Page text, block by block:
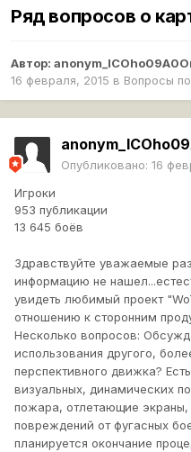
Ряд вопросов о
Автор:
16 февраля, 2015 в Вопросы
Опубликовано: 16
Игроки
953 публикации
13 645 боёв
Здравствуйте уважаемые
информацию не
увидеть любимый проект
отношению к сторонним
Несколько вопросов:
использования другого,
перспективного движка?
визуальных, динамических
пожара, отлетающие
повреждений от фугасных
планируется окончание